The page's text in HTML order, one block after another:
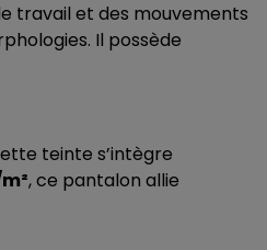
travail et des mouvements
Il possède
teinte s’intègre
, ce pantalon allie